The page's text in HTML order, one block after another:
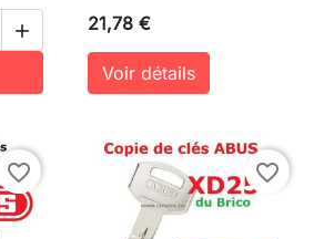
 21,78 €
Voir détails
favorite_border favorite_border